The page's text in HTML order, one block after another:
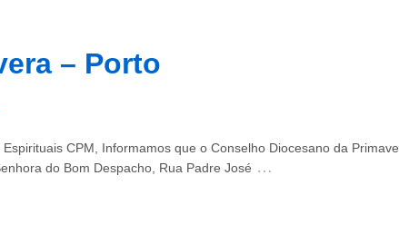
– Porto
CPM, Informamos que o Conselho Diocesano da
do Bom Despacho, Rua Padre José …